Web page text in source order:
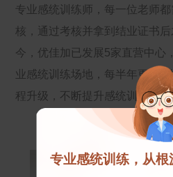
专业感统训练师，每一位老师
核，通过考核并拿到结业证书
今，优佳加已发展5家直营中心
业感统训练场地，每半年更新1
程升级，不断提升感统训练的实
专业感统训练，从根